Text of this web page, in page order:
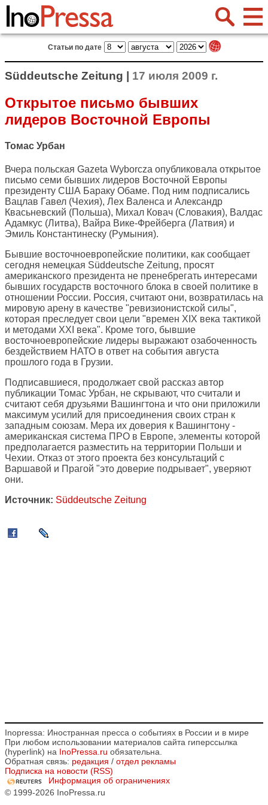
Статьи по дате
Süddeutsche Zeitung | 17 июля 2009 г.
Открытое письмо бывших
лидеров Восточной Европы
Томас Урбан
Вчера польская Gazeta Wyborcza опубликовала открытое
письмо семи бывших лидеров Восточной Европы
президенту США Бараку Обаме. Под ним подписались
Вацлав Гавел (Чехия), Лех Валенса и Александр
Квасьневский (Польша), Михал Ковач (Словакия), Валдас
Адамкус (Литва), Вайра Вике-Фрейберга (Латвия) и
Эмиль Константинеску (Румыния).
Бывшие восточноевропейские политики, как сообщает
сегодня немецкая Süddeutsche Zeitung, просят
американского президента не пренебрегать интересами
бывших государств восточного блока в своей политике в
отношении России. Россия, считают они, возвратилась на
мировую арену в качестве "ревизионистской силы",
которая преследует свои цели "времен XIX века тактикой
и методами XXI века". Кроме того, бывшие
восточноевропейские лидеры выражают озабоченность
бездействием НАТО в ответ на события августа
прошлого года в Грузии.
Подписавшиеся, продолжает свой рассказ автор
публикации Томас Урбан, не скрывают, что считали и
считают себя друзьями Вашингтона и что они приложили
максимум усилий для присоединения своих стран к
западным союзам. Мера их доверия к Вашингтону -
американская система ПРО в Европе, элементы которой
предполагается разместить на территории Польши и
Чехии. Отказ от этого проекта без консультаций с
Варшавой и Прагой "это доверие подрывает", уверяют
они.
Источник: Süddeutsche Zeitung
Inopressa: Иностранная пресса о событиях в России и в мире
При любом использовании материалов сайта гиперссылка
(hyperlink) на InoPressa.ru обязательна.
Обратная связь: редакция / отдел рекламы
Подписка на новости (RSS)
Информация об ограничениях
© 1999-2026 InoPressa.ru